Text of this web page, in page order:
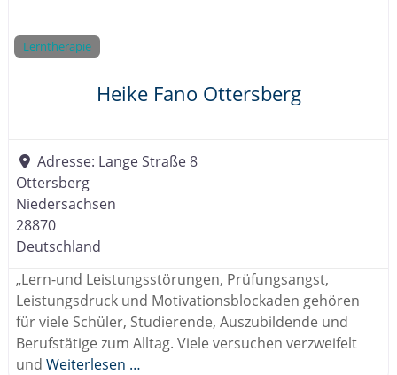
Lerntherapie
Heike Fano Ottersberg
Adresse: Lange Straße 8
Ottersberg
Niedersachsen
28870
Deutschland
„Lern-und Leistungsstörungen, Prüfungsangst,
Leistungsdruck und Motivationsblockaden gehören
für viele Schüler, Studierende, Auszubildende und
Berufstätige zum Alltag. Viele versuchen verzweifelt
und Weiterlesen …